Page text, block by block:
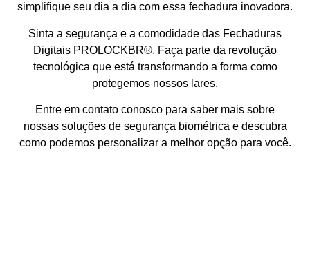
simplifique seu dia a dia com essa fechadura inovadora.
Sinta a segurança e a comodidade das Fechaduras
Digitais PROLOCKBR®. Faça parte da revolução
tecnológica que está transformando a forma como
protegemos nossos lares.
Entre em contato conosco para saber mais sobre
nossas soluções de segurança biométrica e descubra
como podemos personalizar a melhor opção para você.